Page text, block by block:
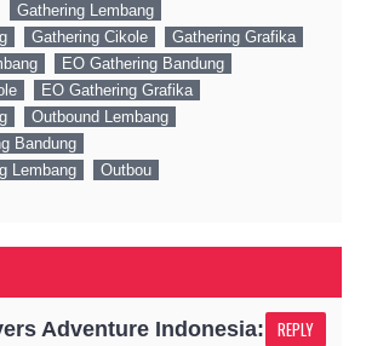
Gathering Lembang
Gathering Cikole
Gathering Grafika
EO Gathering Bandung
EO Gathering Grafika
Outbound Lembang
Bandung
Lembang
Outbou
Adventure Indonesia: REPLY